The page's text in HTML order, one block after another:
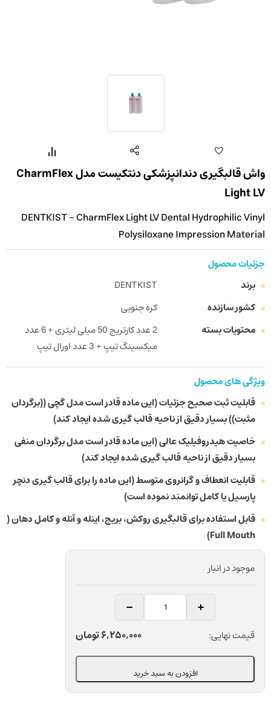
واش قالبگیری دندانپزشکی دنتکیست مدل CharmFlex
Light LV
DENTKIST - CharmFlex Light LV Dental Hydrophilic Vinyl
Polysiloxane Impression Material
جزئیات محصول
برند
DENTKIST
کشور سازنده
کره جنوبی
محتویات بسته
2 عدد کارتریج 50 میلی لیتری + 6 عدد
میکسینگ تیپ + 3 عدد اورال تیپ
ویژگی های محصول
قابلیت ثبت صحیح جزئیات (این ماده قادر است مدل گچی ((برگردان
مثبت)) بسیار دقیق از ناحیه قالب گیری شده ایجاد کند)
خاصیت هیدروفیلیک عالی (این ماده قادر است مدل برگردان منفی
بسیار دقیق از ناحیه قالب گیری شده ایجاد کند)
قابلیت انعطاف و گرانروی متوسط (این ماده را برای قالب گیری دنچر
پارسیل یا کامل توانمند نموده است)
قابل استفاده برای قالبگیری روکش، بریج، اینله و آنله و کامل دهان (
Full Mouth)
موجود در انبار
قالبگیری
CharmFlex
قیمت نهایی: 6,250,000تومان
افزودن به سبد خرید